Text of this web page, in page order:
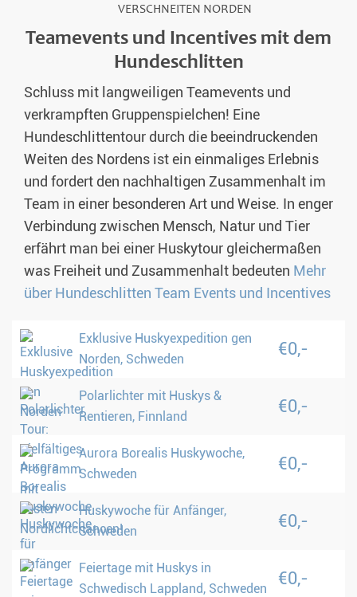
VERSCHNEITEN NORDEN
Teamevents und Incentives mit dem
Hundeschlitten
Schluss mit langweiligen Teamevents und
verkrampften Gruppenspielchen! Eine
Hundeschlittentour durch die beeindruckenden
Weiten des Nordens ist ein einmaliges Erlebnis
und fordert den nachhaltigen Zusammenhalt im
Team in einer besonderen Art und Weise. In enger
Verbindung zwischen Mensch, Natur und Tier
erfährt man bei einer Huskytour gleichermaßen
was Freiheit und Zusammenhalt bedeuten Mehr
über Hundeschlitten Team Events und Incentives
Exklusive Huskyexpedition gen
Norden, Schweden
€0,-
Polarlichter mit Huskys &
Rentieren, Finnland
€0,-
Aurora Borealis Huskywoche,
Schweden
€0,-
Huskywoche für Anfänger,
Schweden
€0,-
Feiertage mit Huskys in
Schwedisch Lappland, Schweden
€0,-